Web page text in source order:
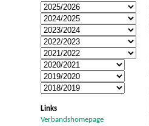
Links
Verbandshomepage